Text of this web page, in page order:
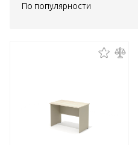
По популярности